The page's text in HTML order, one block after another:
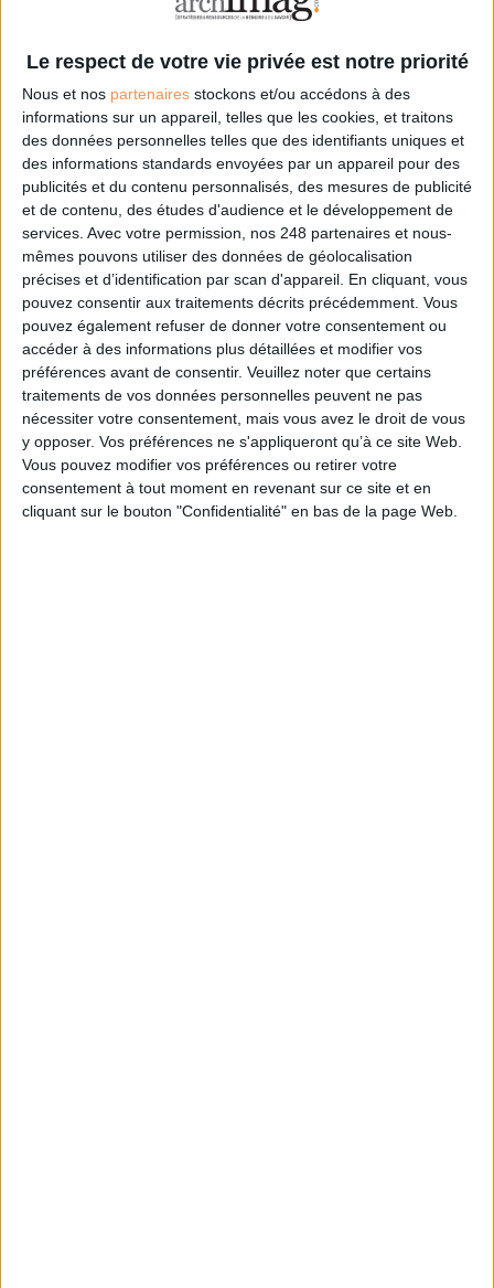
Le respect de votre vie privée est notre priorité
Nous et nos partenaires stockons et/ou accédons à des
informations sur un appareil, telles que les cookies, et traitons
des données personnelles telles que des identifiants uniques et
des informations standards envoyées par un appareil pour des
publicités et du contenu personnalisés, des mesures de publicité
et de contenu, des études d'audience et le développement de
services. Avec votre permission, nos 248 partenaires et nous-
mêmes pouvons utiliser des données de géolocalisation
précises et d’identification par scan d'appareil. En cliquant, vous
pouvez consentir aux traitements décrits précédemment. Vous
pouvez également refuser de donner votre consentement ou
accéder à des informations plus détaillées et modifier vos
préférences avant de consentir. Veuillez noter que certains
traitements de vos données personnelles peuvent ne pas
nécessiter votre consentement, mais vous avez le droit de vous
y opposer. Vos préférences ne s'appliqueront qu’à ce site Web.
Vous pouvez modifier vos préférences ou retirer votre
consentement à tout moment en revenant sur ce site et en
cliquant sur le bouton "Confidentialité" en bas de la page Web.
Écologie
Politique
Pollution Numérique
Environnement
Connectez-vousouinscrivez-vous pour publier un commentaire
À LIRE SUR ARCHIMAG
Le signalement de contenus générés par l'IA
devient obligatoire à partir du 2 août
Clara Chappaz pressentie pour rejoindre
Emmanuel Macron à l'Elysée